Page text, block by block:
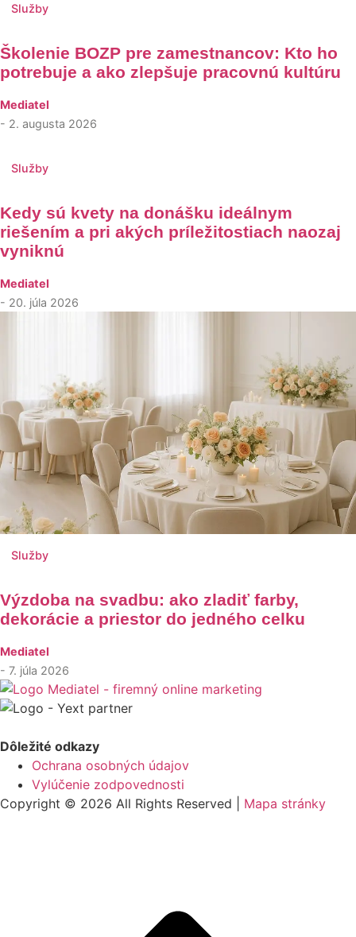
Služby
Školenie BOZP pre zamestnancov: Kto ho
potrebuje a ako zlepšuje pracovnú kultúru
Mediatel
- 2. augusta 2026
Služby
Kedy sú kvety na donášku ideálnym
riešením a pri akých príležitostiach naozaj
vyniknú
Mediatel
- 20. júla 2026
Služby
Výzdoba na svadbu: ako zladiť farby,
dekorácie a priestor do jedného celku
Mediatel
- 7. júla 2026
Dôležité odkazy
Ochrana osobných údajov
Vylúčenie zodpovednosti
Copyright © 2026 All Rights Reserved | Mapa stránky